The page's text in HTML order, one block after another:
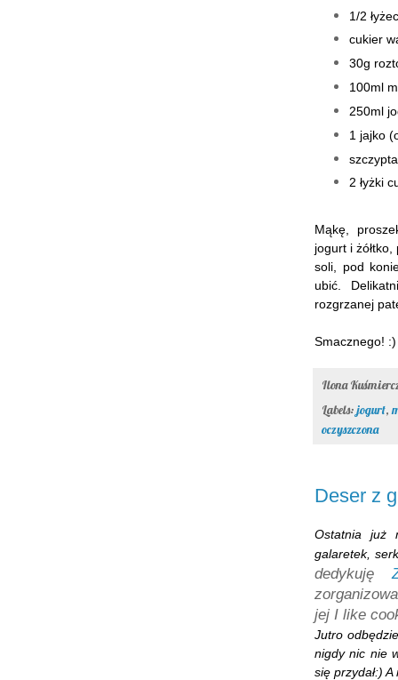
1/2
cukier
30g
100ml
250ml
1 jajko
2 łyżki
Mąkę,
jogurt i
soli, pod
ubić.
rozgrzanej
Smacznego! :)
Ilona
Labels:jogurt,
oczyszczona
Deser z
Ostatnia już
galaretek,
dedykuję
jej I like
Jutro
nigdy nic nie
się przydał:)